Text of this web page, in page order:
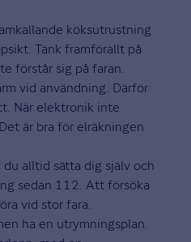
köksutrustning
Tänk framförallt på
förstår sig på faran.
vid användning. Därför
När elektronik inte
är bra för elräkningen
alltid sätta dig själv och
sedan 112. Att försöka
vid stor fara.
ha en utrymningsplan.